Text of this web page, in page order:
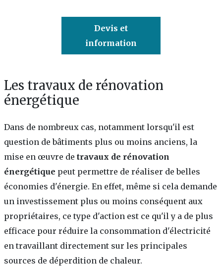
Devis et
information
Les travaux de rénovation
énergétique
Dans de nombreux cas, notamment lorsqu'il est
question de bâtiments plus ou moins anciens, la
mise en œuvre de travaux de rénovation
énergétique peut permettre de réaliser de belles
économies d'énergie. En effet, même si cela demande
un investissement plus ou moins conséquent aux
propriétaires, ce type d'action est ce qu'il y a de plus
efficace pour réduire la consommation d'électricité
en travaillant directement sur les principales
sources de déperdition de chaleur.